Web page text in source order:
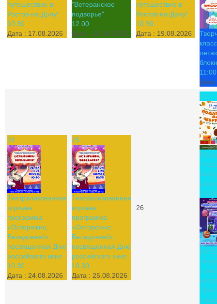
путешествие в
Ростов-на-Дону!
10:30
Дата : 17.08.2026
"Ветеранское
подворье"
12:00
Дата : 18.08.2026
путешествие в
Ростов-на-Дону!
10:30
Дата : 19.08.2026
11:00
24
Театрализованная
игровая
программа
«Осторожно,
Беладонна!»,
посвященная Дню
российского кино
10:30
Дата : 24.08.2026
25
Театрализованная
игровая
программа
«Осторожно,
Беладонна!»,
посвященная Дню
российского кино
10:30
Дата : 25.08.2026
26
27
10:30